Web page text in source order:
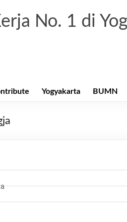
No. 1 di
Yogyakarta BUMN